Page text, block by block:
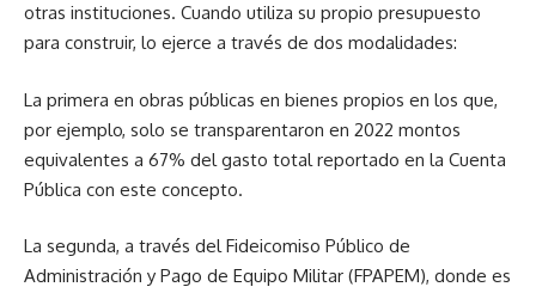
otras instituciones. Cuando utiliza su propio presupuesto
para construir, lo ejerce a través de dos modalidades:
La primera en obras públicas en bienes propios en los que,
por ejemplo, solo se transparentaron en 2022 montos
equivalentes a 67% del gasto total reportado en la Cuenta
Pública con este concepto.
La segunda, a través del Fideicomiso Público de
Administración y Pago de Equipo Militar (FPAPEM), donde es